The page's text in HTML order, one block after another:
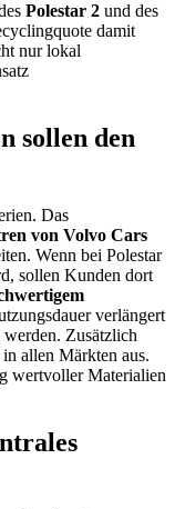
Polestar 2 und des
damit
nur lokal
sollen den
Das
von Volvo Cars
Wenn bei Polestar
sollen Kunden dort
verlängert
werden. Zusätzlich
allen Märkten aus.
wertvoller Materialien